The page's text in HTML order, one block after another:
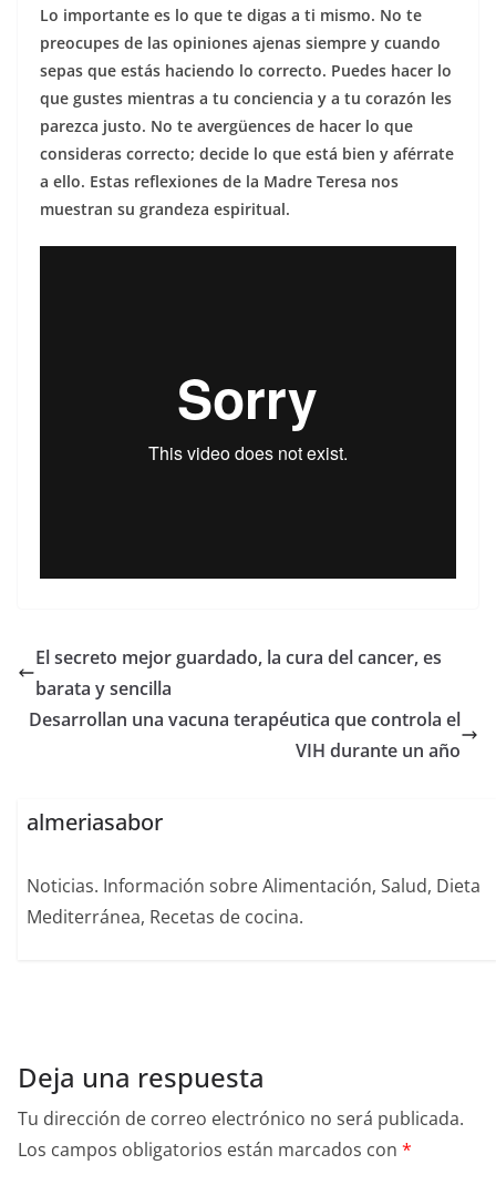
Lo importante es lo que te digas a ti mismo. No te
preocupes de las opiniones ajenas siempre y cuando
sepas que estás haciendo lo correcto. Puedes hacer lo
que gustes mientras a tu conciencia y a tu corazón les
parezca justo. No te avergüences de hacer lo que
consideras correcto; decide lo que está bien y aférrate
a ello. Estas reflexiones de la Madre Teresa nos
muestran su grandeza espiritual.
El secreto mejor guardado, la cura del cancer, es
barata y sencilla
Desarrollan una vacuna terapéutica que controla el
VIH durante un año
almeriasabor
Noticias. Información sobre Alimentación, Salud, Dieta
Mediterránea, Recetas de cocina.
Deja una respuesta
Tu dirección de correo electrónico no será publicada.
Los campos obligatorios están marcados con *